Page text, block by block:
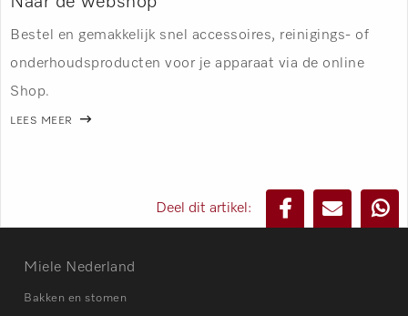
Bestel en gemakkelijk snel accessoires, reinigings- of
onderhoudsproducten voor je apparaat via de online
Shop.
LEES MEER
Deel dit artikel:
Miele Nederland
Bakken en stomen